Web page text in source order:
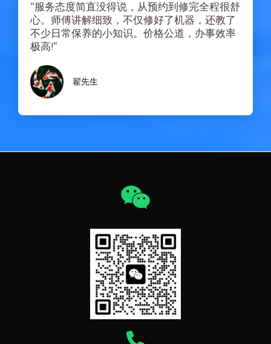
“服务态度简直没得说，从预约到修完全程很舒
心。师傅讲解细致，不仅修好了机器，还教了
不少日常保养的小知识。价格公道，办事效率
极高!”
翟先生